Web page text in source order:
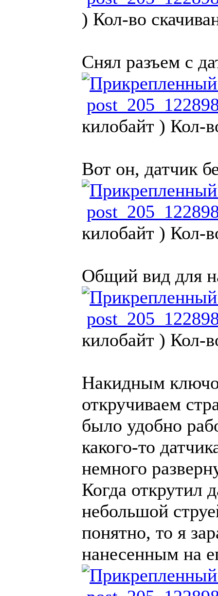
) Кол-во
Снял разъем с
килобайт ) Кол-
Вот он, датчик
килобайт ) Кол-
Общий вид для
килобайт ) Кол-
Накидным
откручиваем
было удобно
какого-то
немного
Когда открутил
небольшой
понятно, то я
нанесенным на